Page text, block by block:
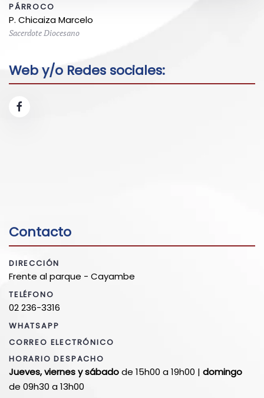
PÁRROCO
P. Chicaiza Marcelo
Sacerdote Diocesano
Web y/o Redes sociales:
Contacto
DIRECCIÓN
Frente al parque - Cayambe
TELÉFONO
02 236-3316
WHATSAPP
CORREO ELECTRÓNICO
HORARIO DESPACHO
Jueves, viernes y sábadode 15h00 a 19h00 | domingo
de 09h30 a 13h00